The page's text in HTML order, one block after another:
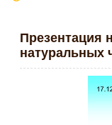
Презентация
натуральных